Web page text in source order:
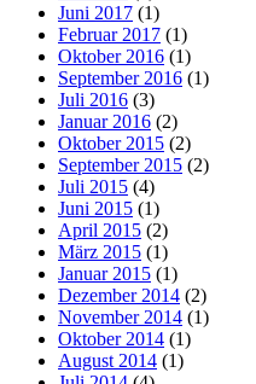
Juni 2017 (1)
Februar 2017 (1)
Oktober 2016 (1)
September 2016 (1)
Juli 2016 (3)
Januar 2016 (2)
Oktober 2015 (2)
September 2015 (2)
Juli 2015 (4)
Juni 2015 (1)
April 2015 (2)
März 2015 (1)
Januar 2015 (1)
Dezember 2014 (2)
November 2014 (1)
Oktober 2014 (1)
August 2014 (1)